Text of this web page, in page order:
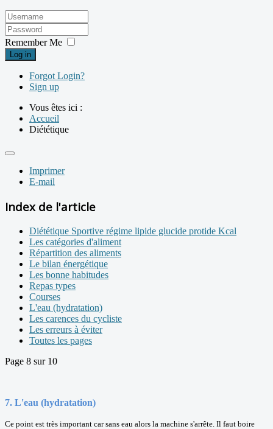
Remember Me
Log in
Forgot Login?
Sign up
Vous êtes ici :
Accueil
Diététique
Imprimer
E-mail
Index de l'article
Diététique Sportive régime lipide glucide protide Kcal
Les catégories d'aliment
Répartition des aliments
Le bilan énergétique
Les bonne habitudes
Repas types
Courses
L'eau (hydratation)
Les carences du cycliste
Les erreurs à éviter
Toutes les pages
Page 8 sur 10
7. L'eau (hydratation)
Ce point est très important car sans eau alors la machine s'arrête. Il faut boire